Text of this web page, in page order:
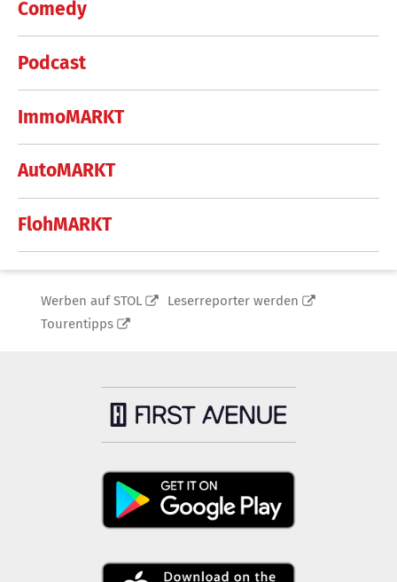
Comedy
Podcast
ImmoMARKT
AutoMARKT
FlohMARKT
Werben auf STOL
Leserreporter werden
Tourentipps